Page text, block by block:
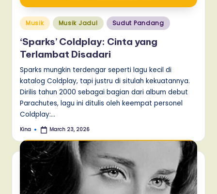
Posted
in
Musik Musik Jadul Sudut Pandang
‘Sparks’ Coldplay: Cinta yang
Terlambat Disadari
Sparks mungkin terdengar seperti lagu kecil di
katalog Coldplay, tapi justru di situlah kekuatannya.
Dirilis tahun 2000 sebagai bagian dari album debut
Parachutes, lagu ini ditulis oleh keempat personel
Coldplay:…
Posted
Kina March 23, 2026